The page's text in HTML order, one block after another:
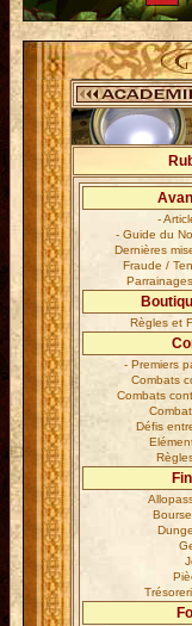
-
- Guide du
Dernières
Fraude /
Règles et
- Premiers
Combats
Combats
Défis